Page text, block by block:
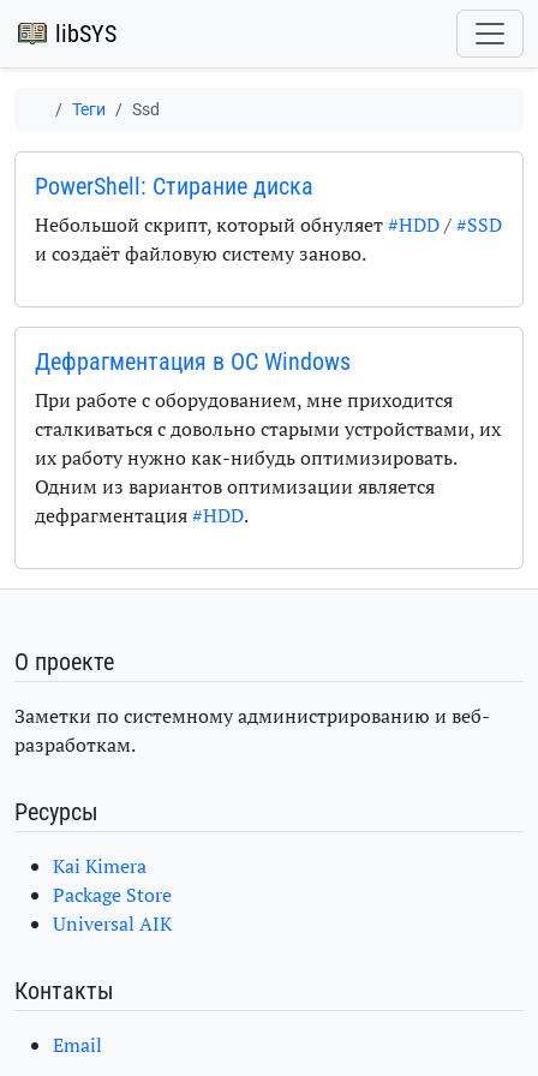
libSYS
Теги Ssd
PowerShell: Стирание диска
Небольшой скрипт, который обнуляет#HDD/#SSD
и создаёт файловую систему заново.
Дефрагментация в ОС Windows
При работе с оборудованием, мне приходится
сталкиваться с довольно старыми устройствами, их
их работу нужно как-нибудь оптимизировать.
Одним из вариантов оптимизации является
дефрагментация#HDD.
О проекте
Заметки по системному администрированию и веб-
разработкам.
Ресурсы
Kai Kimera
Package Store
Universal AIK
Контакты
Email